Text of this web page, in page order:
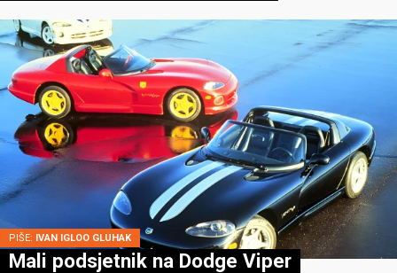
PIŠE: IVAN IGLOO GLUHAK
Mali podsjetnik na Dodge Viper